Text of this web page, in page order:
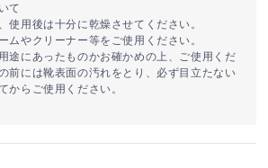
て
使用後は十分に乾燥させてください。
ムやクリーナー等をご使用ください。
途にあったものかお確かめの上、ご使用くだ
前には靴表面の汚れをとり、必ず目立たない
からご使用ください。